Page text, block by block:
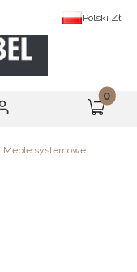
Polski Zł
Zaloguj się Koszyk
Meble systemowe